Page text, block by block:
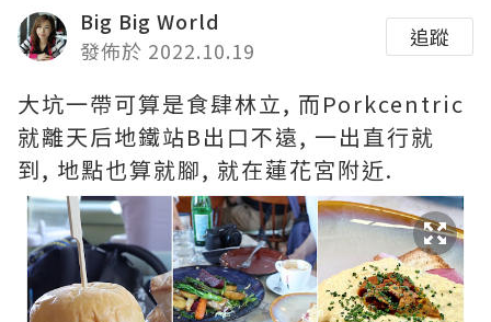
Big Big World
發佈於 2022.10.19
追蹤
大坑一帶可算是食肆林立, 而Porkcentric
就離天后地鐵站B出口不遠, 一出直行就
到, 地點也算就腳, 就在蓮花宮附近.